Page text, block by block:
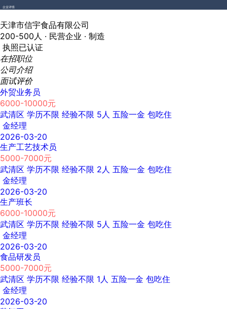
企业详情
天津市信宇食品有限公司
200-500人 · 民营企业 · 制造
执照已认证
在招职位
公司介绍
面试评价
外贸业务员
6000-10000元
武清区 学历不限 经验不限 5人 五险一金 包吃住
金经理
2026-03-20
生产工艺技术员
5000-7000元
武清区 学历不限 经验不限 2人 五险一金 包吃住
金经理
2026-03-20
生产班长
6000-10000元
武清区 学历不限 经验不限 5人 五险一金 包吃住
金经理
2026-03-20
食品研发员
5000-7000元
武清区 学历不限 经验不限 1人 五险一金 包吃住
金经理
2026-03-20